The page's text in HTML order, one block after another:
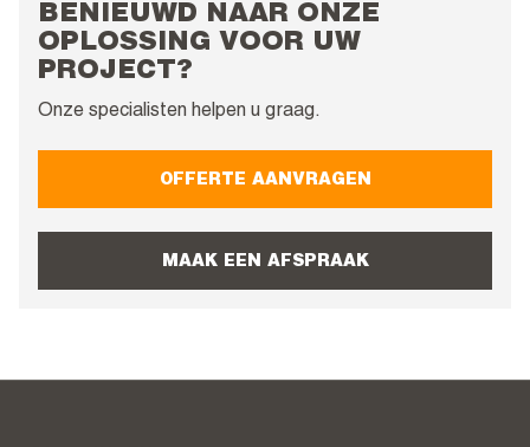
BENIEUWD NAAR ONZE
OPLOSSING VOOR UW
PROJECT?
Onze specialisten helpen u graag.
OFFERTE AANVRAGEN
MAAK EEN AFSPRAAK